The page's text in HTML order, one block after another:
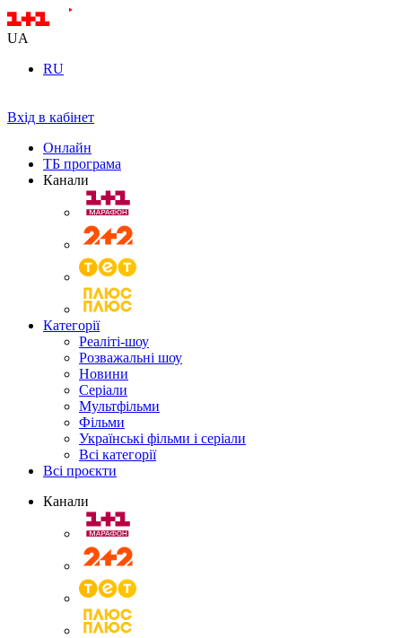
UA
RU
Вхід в кабінет
Онлайн
ТБ програма
Канали
Категорії
Реаліті-шоу
Розважальні шоу
Новини
Серіали
Мультфільми
Фільми
Українські фільми і серіали
Всі категорії
Всі проєкти
Канали